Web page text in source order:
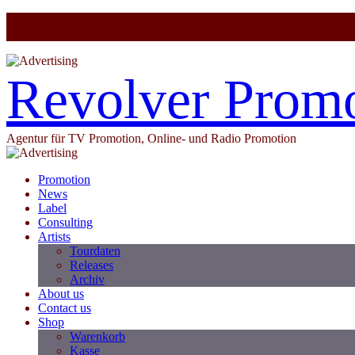
Revolver
Agentur für TV Promotion, Online- und Radio Promotion
Promotion
News
Label
Consulting
Artists
Tourdaten
Releases
Archiv
About us
Contact us
Shop
Warenkorb
Kasse